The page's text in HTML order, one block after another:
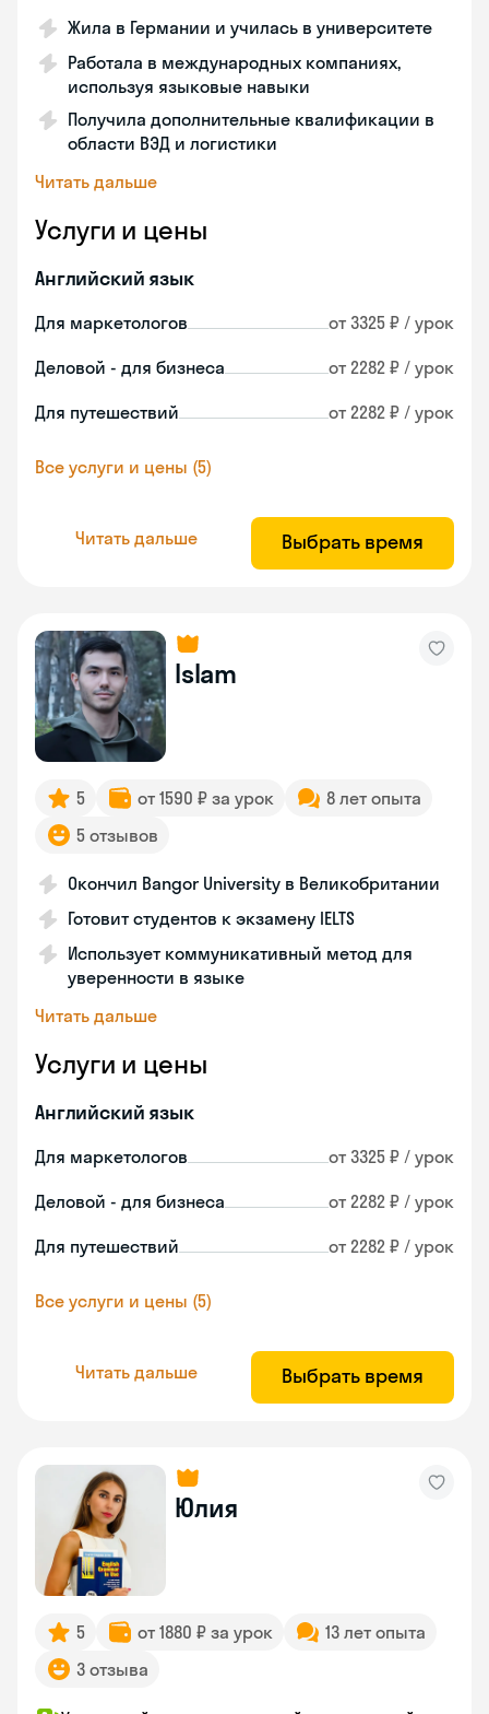
Жила в Германии и училась в университете
Работала в международных компаниях,
используя языковые навыки
Получила дополнительные квалификации в
области ВЭД и логистики
Читать дальше
Услуги и цены
Английский язык
Для маркетологов от 3325 ₽ / урок
Деловой - для бизнеса от 2282 ₽ / урок
Для путешествий от 2282 ₽ / урок
Все услуги и цены (5)
Читать дальше Выбрать время
Islam
5 от 1590 ₽ за урок
8 лет опыта
5 отзывов
Окончил Bangor University в Великобритании
Готовит студентов к экзамену IELTS
Использует коммуникативный метод для
уверенности в языке
Читать дальше
Услуги и цены
Английский язык
Для маркетологов от 3325 ₽ / урок
Деловой - для бизнеса от 2282 ₽ / урок
Для путешествий от 2282 ₽ / урок
Все услуги и цены (5)
Читать дальше Выбрать время
Юлия
5 от 1880 ₽ за урок
13 лет опыта
3 отзыва